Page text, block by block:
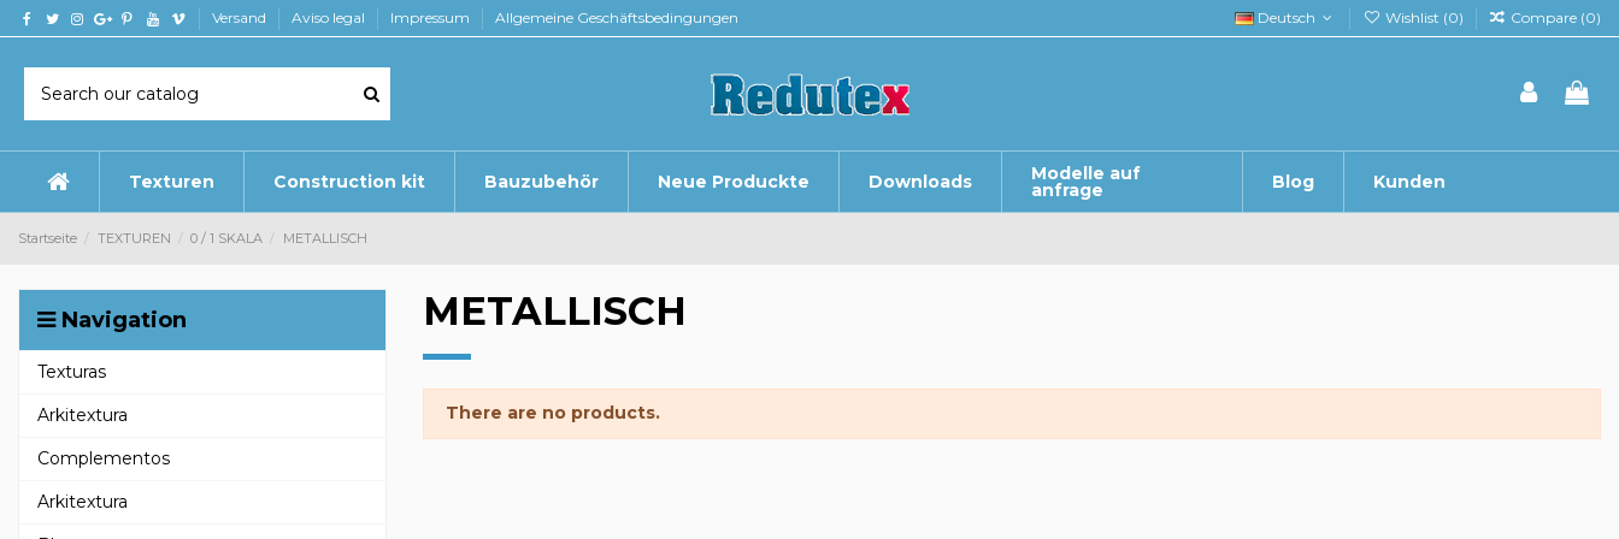
Versand Aviso legal Impressum Allgemeine Geschäftsbedingungen Deutsch Wishlist (0) Compare (0)
Texturen Construction kit Bauzubehör Neue Produckte Downloads Modelle auf
anfrage Blog Kunden
Startseite TEXTUREN 0 / 1 SKALA METALLISCH
METALLISCH
There are no products.
Navigation
Texturas
Arkitextura
Complementos
Arkitextura